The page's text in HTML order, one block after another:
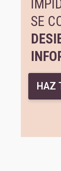
SE
HAZ